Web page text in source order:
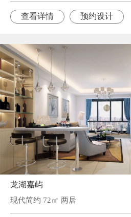
查看详情 预约设计
龙湖嘉屿
现代简约 72㎡ 两居